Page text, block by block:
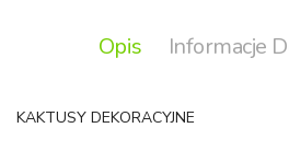
Opis Informacje
KAKTUSY DEKORACYJNE